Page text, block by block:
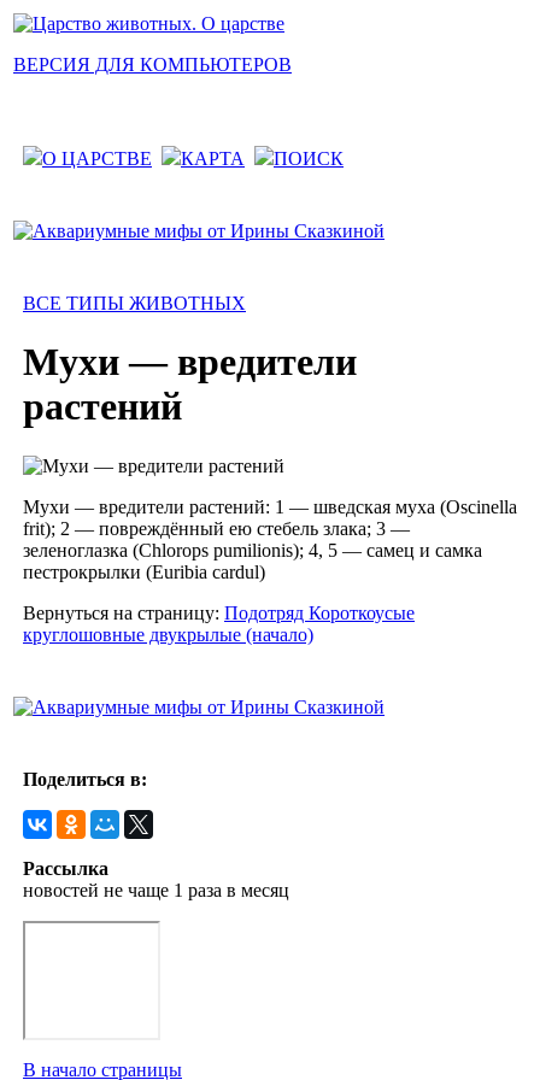
ВЕРСИЯ ДЛЯ КОМПЬЮТЕРОВ
О ЦАРСТВЕ КАРТА ПОИСК
ВСЕ ТИПЫ ЖИВОТНЫХ
Мухи — вредители
растений
Мухи — вредители растений: 1 — шведская муха (Oscinella
frit); 2 — повреждённый ею стебель злака; 3 —
зеленоглазка (Chlorops pumilionis); 4, 5 — самец и самка
пестрокрылки (Euribia cardul)
Вернуться на страницу: Подотряд Короткоусые
круглошовные двукрылые (начало)
Поделиться в:
Рассылка
новостей не чаще 1 раза в месяц
В начало страницы